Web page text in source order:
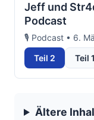
Jeff und
Podcast
🎙️ Podcast • 6.
Teil 2
Teil 1
Ältere